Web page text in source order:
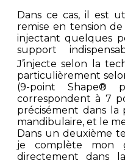
Dans ce cas, il est
remise en tension
injectant quelques
support
J’injecte selon la
particulièrement
(9-point Shape®
correspondent à 7
précisément dans la
mandibulaire, et le
Dans un deuxième
je complète mon
directement dans